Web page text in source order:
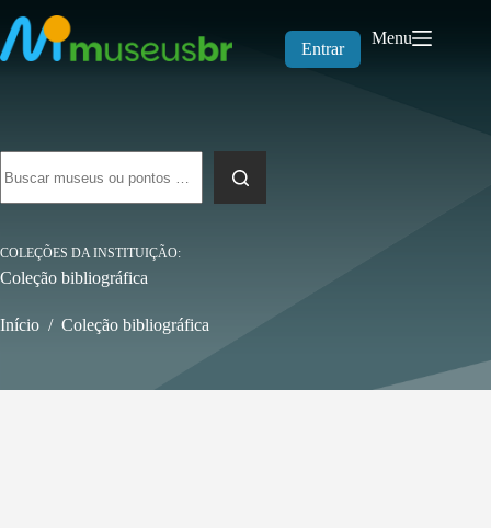
para
o
conteúdo
Entrar
Menu
resultados
COLEÇÕES DA INSTITUIÇÃO
Coleção bibliográfica
Início / Coleção bibliográfica